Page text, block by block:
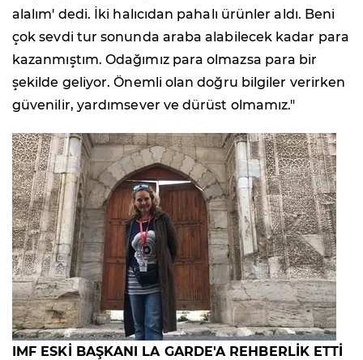
alalım' dedi. İki halıcıdan pahalı ürünler aldı. Beni
çok sevdi tur sonunda araba alabilecek kadar para
kazanmıştım. Odağımız para olmazsa para bir
şekilde geliyor. Önemli olan doğru bilgiler verirken
güvenilir, yardımsever ve dürüst olmamız."
IMF ESKİ BAŞKANI LA GARDE'A REHBERLİK ETTİ